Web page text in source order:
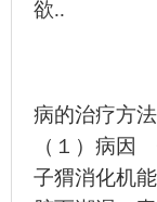
欲..
病的治疗方法
（１）病因
子猬消化机